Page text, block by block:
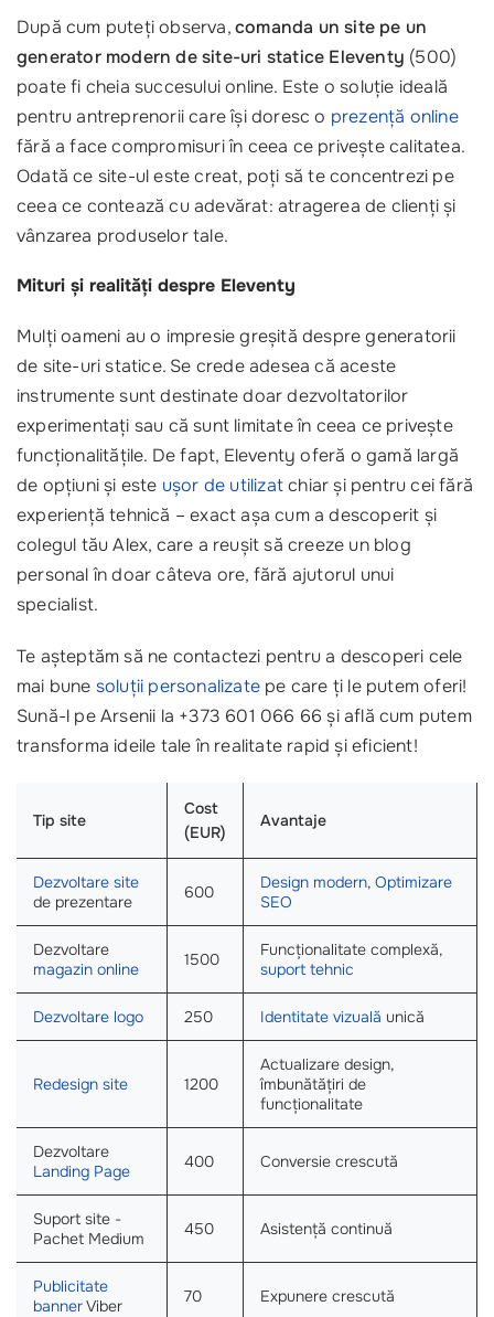
După cum puteți observa,comanda un site pe un
generator modern de site-uri statice Eleventy (500)
poate fi cheia succesului online. Este o soluție ideală
pentru antreprenorii care își doresc o prezență online
fără a face compromisuri în ceea ce privește calitatea.
Odată ce site-ul este creat, poți să te concentrezi pe
ceea ce contează cu adevărat: atragerea de clienți și
vânzarea produselor tale.
Mituri și realități despre Eleventy
Mulți oameni au o impresie greșită despre generatorii
de site-uri statice. Se crede adesea că aceste
instrumente sunt destinate doar dezvoltatorilor
experimentați sau că sunt limitate în ceea ce privește
funcționalitățile. De fapt, Eleventy oferă o gamă largă
de opțiuni și este ușor de utilizatchiar și pentru cei fără
experiență tehnică – exact așa cum a descoperit și
colegul tău Alex, care a reușit să creeze un blog
personal în doar câteva ore, fără ajutorul unui
specialist.
Te așteptăm să ne contactezi pentru a descoperi cele
mai bune soluții personalizate pe care ți le putem oferi!
Sună-l pe Arsenii la +373 601 066 66 și află cum putem
transforma ideile tale în realitate rapid și eficient!
Tip site
Cost
(EUR)
Avantaje
Dezvoltare site
de prezentare
600 Design modern, Optimizare
SEO
Dezvoltare
magazin online
1500
Funcționalitate complexă,
suport tehnic
Dezvoltare logo 250 Identitate vizuală unică
Redesign site 1200
Actualizare design,
îmbunătățiri de
funcționalitate
Dezvoltare
Landing Page
400 Conversie crescută
Suport site -
Pachet Medium
450 Asistență continuă
Publicitate
bannerViber 70 Expunere crescută